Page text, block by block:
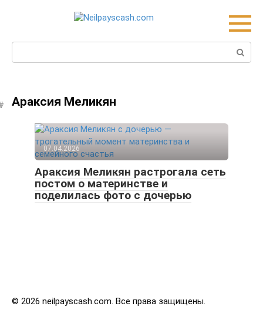
Search:
Араксия Меликян
07.04.2026
Араксия Меликян растрогала сеть
постом о материнстве и
поделилась фото с дочерью
© 2026 neilpayscash.com. Все права защищены.